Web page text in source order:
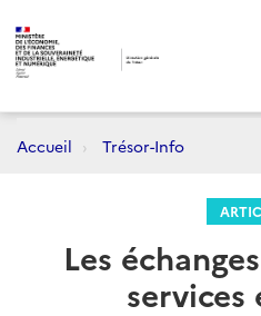
Accueil Trésor-Info
Les
services